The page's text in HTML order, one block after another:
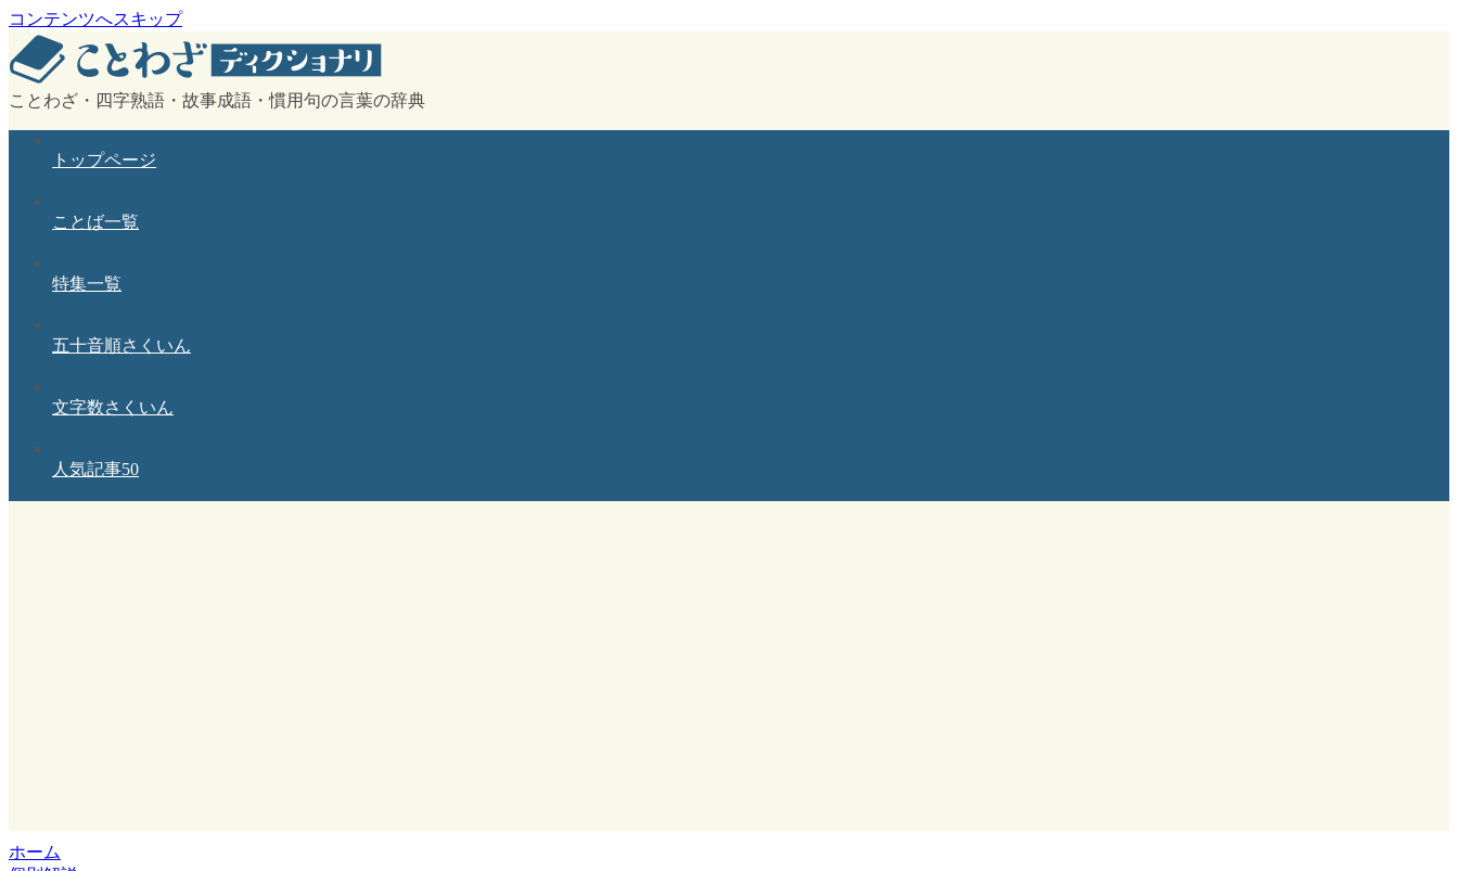
コンテンツへスキップ
ことわざ・四字熟語・故事成語・慣用句の言葉の辞典
トップページ
ことば一覧
特集一覧
五十音順さくいん
文字数さくいん
人気記事50
ホーム